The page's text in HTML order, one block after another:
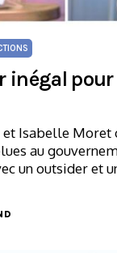
inégal pour
Isabelle Moret
au
un outsider et